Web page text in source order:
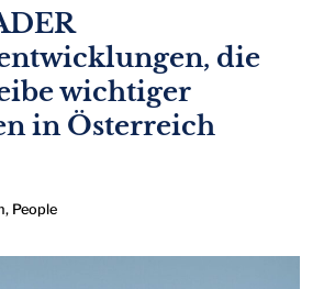
die
wichtiger
in Österreich
, People